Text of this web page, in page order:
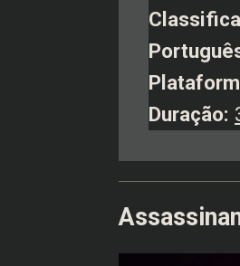
Duração: